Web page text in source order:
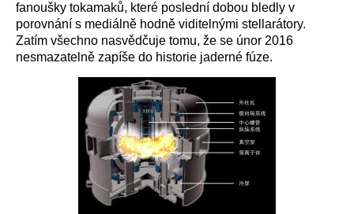
fanoušky tokamaků, které poslední dobou bledly v
porovnání s mediálně hodně viditelnými stellarátory.
Zatím všechno nasvědčuje tomu, že se únor 2016
nesmazatelně zapíše do historie jaderné fúze.